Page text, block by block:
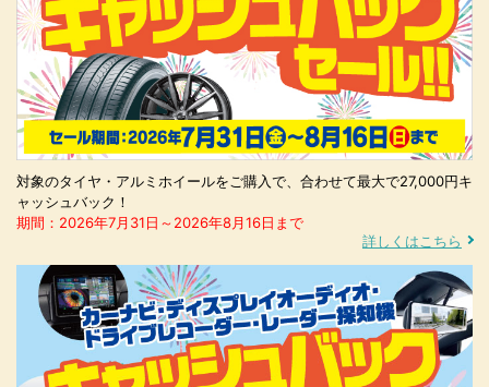
対象のタイヤ・アルミホイールをご購入で、合わせて最大で27,000円キ
ャッシュバック！
期間：2026年7月31日～2026年8月16日まで
詳しくはこちら